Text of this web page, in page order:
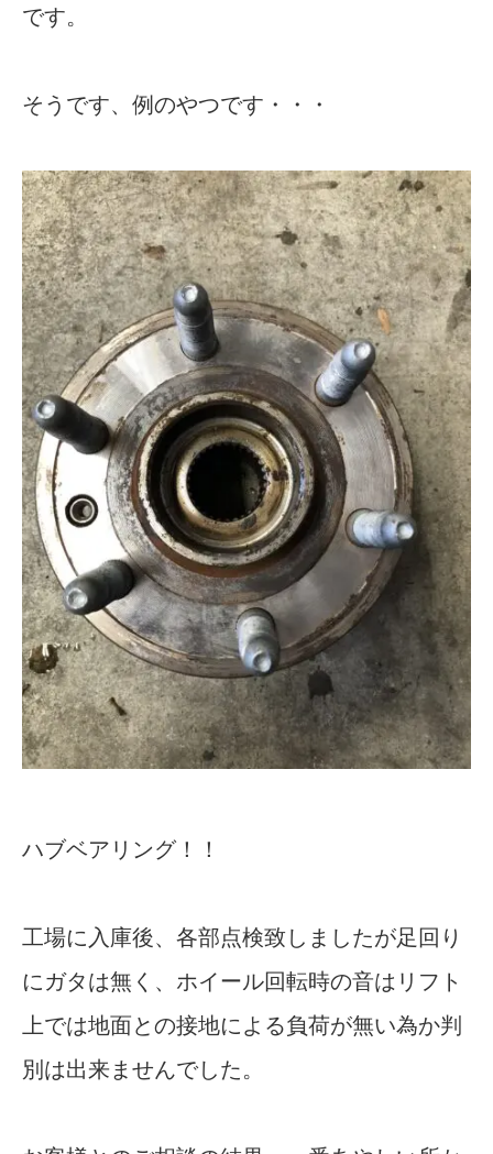
です。
そうです、例のやつです・・・
ハブベアリング！！
工場に入庫後、各部点検致しましたが足回り
にガタは無く、ホイール回転時の音はリフト
上では地面との接地による負荷が無い為か判
別は出来ませんでした。